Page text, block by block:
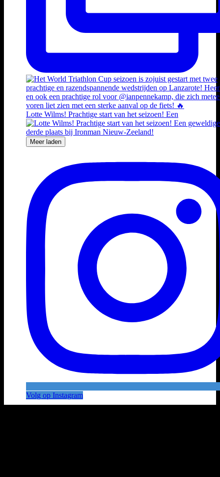
Lotte Wilms! Prachtige start van het seizoen! Een
Meer laden
Volg op Instagram